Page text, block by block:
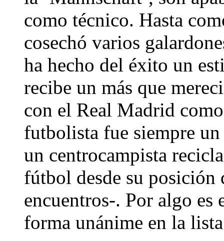
como técnico. Hasta
cosechó varios
ha hecho del éxito un
recibe un más que
con el Real Madrid
futbolista fue siempre
un centrocampista
fútbol desde su posición
encuentros-. Por algo es
forma unánime en la